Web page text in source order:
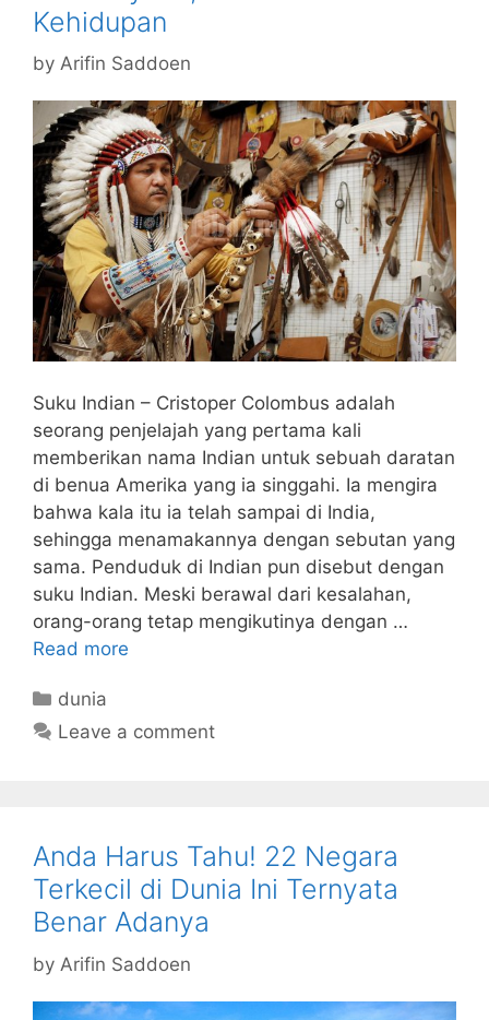
Kehidupan
by Arifin Saddoen
Suku Indian – Cristoper Colombus adalah
seorang penjelajah yang pertama kali
memberikan nama Indian untuk sebuah daratan
di benua Amerika yang ia singgahi. Ia mengira
bahwa kala itu ia telah sampai di India,
sehingga menamakannya dengan sebutan yang
sama. Penduduk di Indian pun disebut dengan
suku Indian. Meski berawal dari kesalahan,
orang-orang tetap mengikutinya dengan …
Read more
Categories
dunia
Leave a comment
Anda Harus Tahu! 22 Negara
Terkecil di Dunia Ini Ternyata
Benar Adanya
by Arifin Saddoen